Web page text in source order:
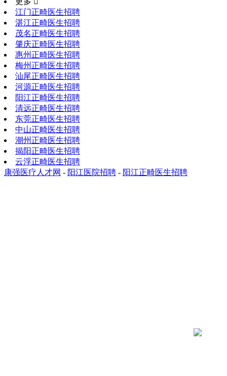
江门正畸医生招聘
湛江正畸医生招聘
茂名正畸医生招聘
肇庆正畸医生招聘
惠州正畸医生招聘
梅州正畸医生招聘
汕尾正畸医生招聘
河源正畸医生招聘
阳江正畸医生招聘
清远正畸医生招聘
东莞正畸医生招聘
中山正畸医生招聘
潮州正畸医生招聘
揭阳正畸医生招聘
云浮正畸医生招聘
康强医疗人才网 - 阳江医院招聘 - 阳江正畸医生招聘